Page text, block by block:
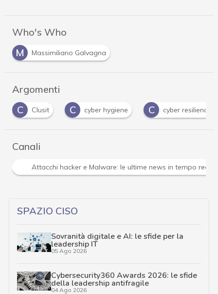
Who's Who
M
Massimiliano Galvagna
Argomenti
C cyber hygiene C cyber resilience C
Canali
Attacchi hacker e Malware: le ultime news in tempo
SPAZIO CISO
Sovranità digitale e AI: le sfide per la
leadership IT
05 Ago 2026
Cybersecurity360 Awards 2026: le sfide
della leadership antifragile
04 Ago 2026